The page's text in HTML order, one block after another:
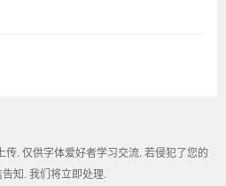
. 仅供字体爱好者学习交流. 若侵犯了您的
知. 我们将立即处理.